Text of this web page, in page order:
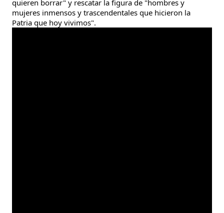
quieren borrar" y rescatar la figura de "hombres y
mujeres inmensos y trascendentales que hicieron la
Patria que hoy vivimos".